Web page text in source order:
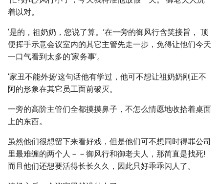
着以对。
‘是的，祖奶奶，您说了算。’在一旁的御风行含笑接旨， 顶
便挥手示意会议室内的其它主管先走一步，免得让他们今天
一口气看到太多的‘家务事’。
‘家丑不能外扬’这句话他有学过，他可不想让祖奶奶刚正不
阿的形象在其它员工面前破灭。
一旁的高阶主管们全都摸摸鼻子，不怎么情愿地收拾着桌面
上的东酉。
虽然他们很想留下来看好戏，但是他们可不想同时得罪公司
里最难缠的两个人－－御风行和御老夫人，那简直是找死!
而且他们还想要活得长长久久，因此只好乖乖闪人了。